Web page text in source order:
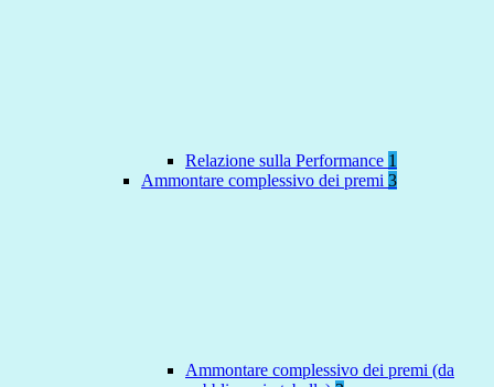
Relazione sulla Performance 1
Ammontare complessivo dei premi 3
Ammontare complessivo dei premi (da